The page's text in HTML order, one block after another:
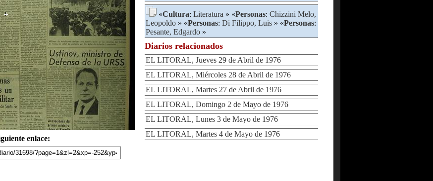
enlace:
«Cultura: Literatura » «Personas: Chizzini Melo,
Leopoldo » «Personas: Di Filippo, Luis » «Personas:
Pesante, Edgardo »
Diarios relacionados
EL LITORAL, Jueves 29 de Abril de 1976
EL LITORAL, Miércoles 28 de Abril de 1976
EL LITORAL, Martes 27 de Abril de 1976
EL LITORAL, Domingo 2 de Mayo de 1976
EL LITORAL, Lunes 3 de Mayo de 1976
EL LITORAL, Martes 4 de Mayo de 1976